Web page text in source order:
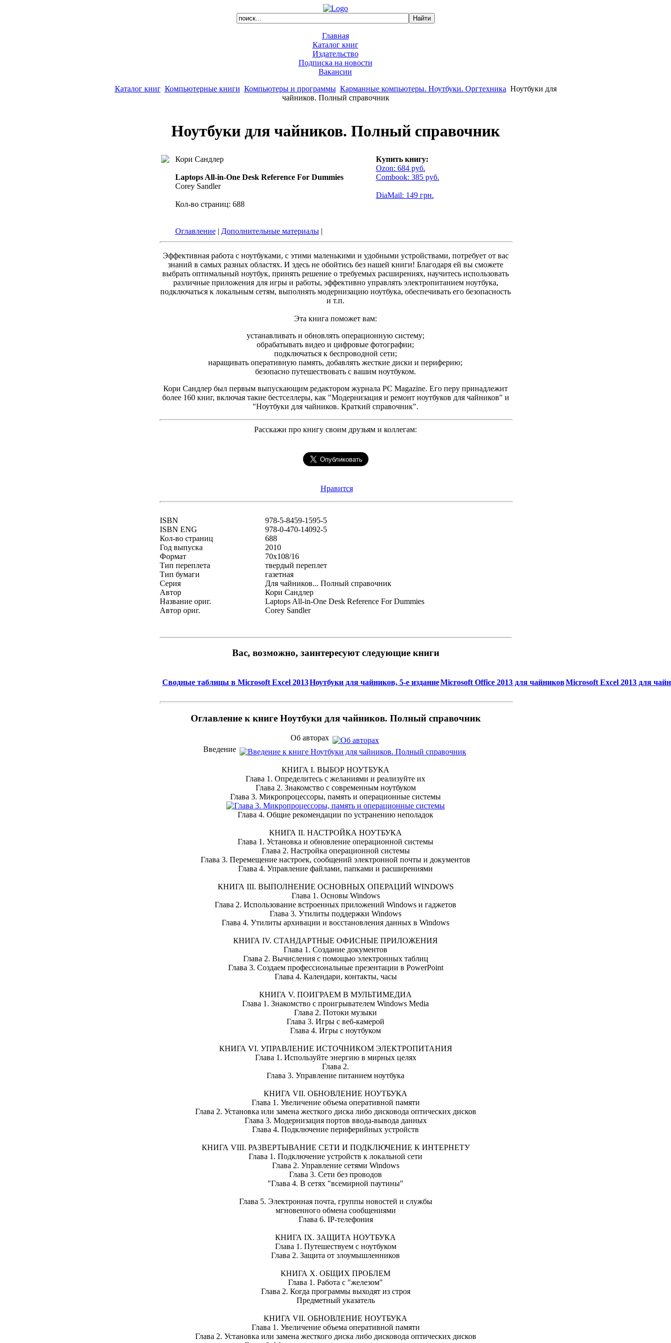
Главная
Каталог книг
Издательство
Подписка на новости
Вакансии
Каталог книг Компьютерные книги Компьютеры и программы Карманные компьютеры. Ноутбуки. Оргтехника Ноутбуки для
чайников. Полный справочник
Ноутбуки для чайников. Полный справочник
Кори Сандлер
Laptops All-in-One Desk Reference For Dummies
Corey Sandler
Кол-во страниц: 688
Оглавление| Дополнительные материалы|
Купить книгу:
Ozon: 684руб.
Combook: 385 руб.
DiaMail: 149 грн.
Эффективная работа с ноутбуками, с этими маленькими и удобными устройствами, потребует от вас
знаний в самых разных областях. И здесь не обойтись без нашей книги! Благодаря ей вы сможете
выбрать оптимальный ноутбук, принять решение о требуемых расширениях, научитесь использовать
различные приложения для игры и работы, эффективно управлять электропитанием ноутбука,
подключаться к локальным сетям, выполнять модернизацию ноутбука, обеспечивать его безопасность
и т.п.
Эта книга поможет вам:
устанавливать и обновлять операционную систему;
обрабатывать видео и цифровые фотографии;
подключаться к беспроводной сети;
наращивать оперативную память, добавлять жесткие диски и периферию;
безопасно путешествовать с вашим ноутбуком.
Кори Сандлер был первым выпускающим редактором журнала PC Magazine. Его перу принадлежит
более 160 книг, включая такие бестселлеры, как "Модернизация и ремонт ноутбуков для чайников" и
"Ноутбуки для чайников. Краткий справочник".
Расскажи про книгу своим друзьям и коллегам:
Нравится
ISBN
978-5-8459-1595-5
ISBN ENG
978-0-470-14092-5
Кол-во страниц
688
Год выпуска
2010
Формат
70x108/16
Тип переплета
твердый переплет
Тип бумаги
газетная
Серия
Для чайников... Полный справочник
Автор
Кори Сандлер
Название ориг.
Laptops All-in-One Desk Reference For Dummies
Автор ориг.
Corey Sandler
Вас, возможно, заинтересуют следующие книги
Сводные таблицы в Microsoft Excel 2013Ноутбуки для чайников, 5-е изданиеMicrosoft Office 2013 для чайниковMicrosoft Excel 2013 для
Оглавление к книге Ноутбуки для чайников. Полный справочник
Об авторах
Введение
КНИГА I. ВЫБОР НОУТБУКА
Глава 1. Определитесь с желаниями и реализуйте их
Глава 2. Знакомство с современным ноутбуком
Глава 3. Микропроцессоры, память и операционные системы
Глава 4. Общие рекомендации по устранению неполадок
КНИГА II. НАСТРОЙКА НОУТБУКА
Глава 1. Установка и обновление операционной системы
Глава 2. Настройка операционной системы
Глава 3. Перемещение настроек, сообщений электронной почты и документов
Глава 4. Управление файлами, папками и расширениями
КНИГА III. ВЫПОЛНЕНИЕ ОСНОВНЫХ ОПЕРАЦИЙ WINDOWS
Глава 1. Основы Windows
Глава 2. Использование встроенных приложений Windows и гаджетов
Глава 3. Утилиты поддержки Windows
Глава 4. Утилиты архивации и восстановления данных в Windows
КНИГА IV. СТАНДАРТНЫЕ ОФИСНЫЕ ПРИЛОЖЕНИЯ
Глава 1. Создание документов
Глава 2. Вычисления с помощью электронных таблиц
Глава 3. Создаем профессиональные презентации в PowerPoint
Глава 4. Календари, контакты, часы
КНИГА V. ПОИГРАЕМ В МУЛЬТИМЕДИА
Глава 1. Знакомство с проигрывателем Windows Media
Глава 2. Потоки музыки
Глава 3. Игры с веб-камерой
Глава 4. Игры с ноутбуком
КНИГА VI. УПРАВЛЕНИЕ ИСТОЧНИКОМ ЭЛЕКТРОПИТАНИЯ
Глава 1. Используйте энергию в мирных целях
Глава 2.
Глава 3. Управление питанием ноутбука
КНИГА VII. ОБНОВЛЕНИЕ НОУТБУКА
Глава 1. Увеличение объема оперативной памяти
Глава 2. Установка или замена жесткого диска либо дисковода оптических дисков
Глава 3. Модернизация портов ввода-вывода данных
Глава 4. Подключение периферийных устройств
КНИГА VIII. РАЗВЕРТЫВАНИЕ СЕТИ И ПОДКЛЮЧЕНИЕ К ИНТЕРНЕТУ
Глава 1. Подключение устройств к локальной сети
Глава 2. Управление сетями Windows
Глава 3. Сети без проводов
"Глава 4. В сетях "всемирной паутины"
Глава 5. Электронная почта, группы новостей и службы
мгновенного обмена сообщениями
Глава 6. IP-телефония
КНИГА IX. ЗАЩИТА НОУТБУКА
Глава 1. Путешествуем с ноутбуком
Глава 2. Защита от злоумышленников
КНИГА X. ОБЩИХ ПРОБЛЕМ
Глава 1. Работа с "железом"
Глава 2. Когда программы выходят из строя
Предметный указатель
КНИГА VII. ОБНОВЛЕНИЕ НОУТБУКА
Глава 1. Увеличение объема оперативной памяти
Глава 2. Установка или замена жесткого диска либо дисковода оптических дисков